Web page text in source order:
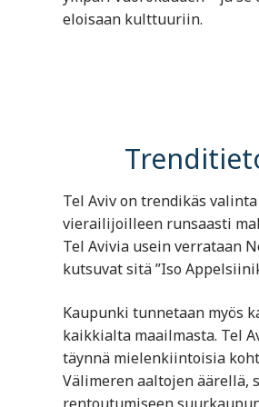
eloisaan kulttuuriin.
Tel Aviv on trendikäs
vierailijoilleen runsaasti
Tel Avivia usein verrataan
kutsuvat sitä ”Iso
Kaupunki tunnetaan myös
kaikkialta maailmasta. Tel
täynnä mielenkiintoisia
Välimeren aaltojen äärellä,